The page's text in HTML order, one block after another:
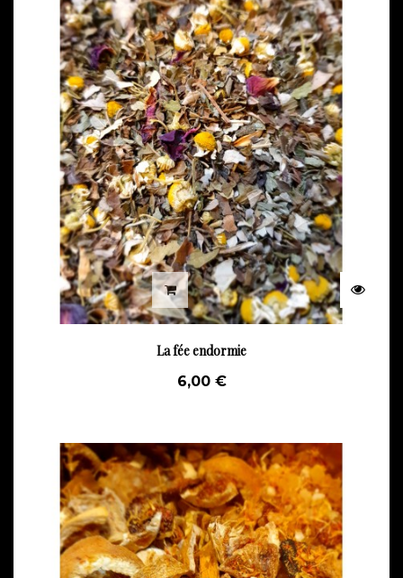
La fée endormie
6,00 €